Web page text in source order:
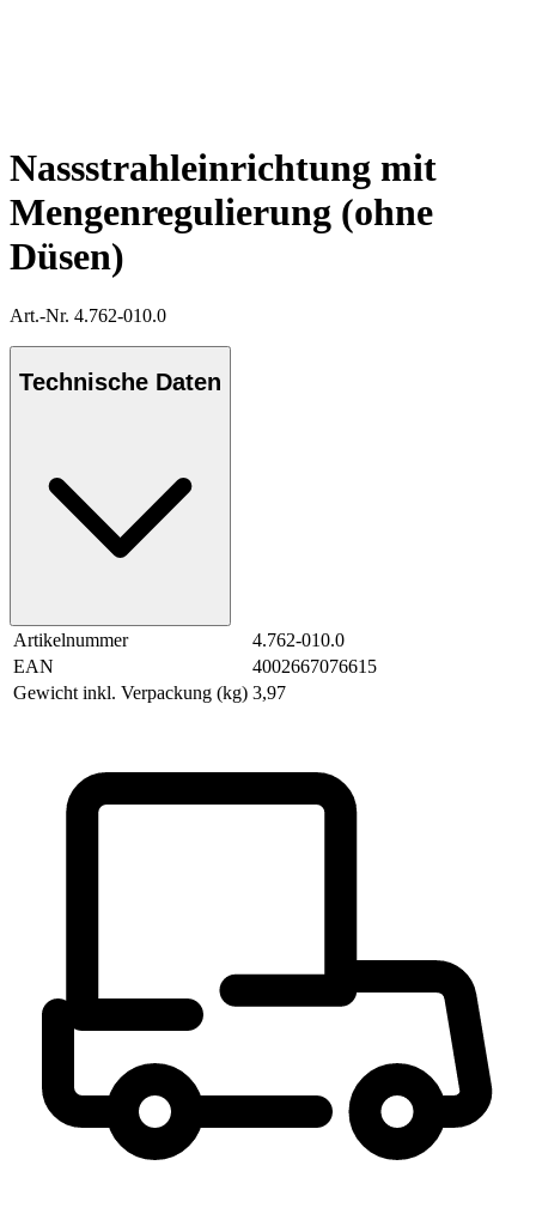
Nassstrahleinrichtung mit
Mengenregulierung (ohne
Düsen)
Art.-Nr. 4.762-010.0
Technische Daten
Artikelnummer
4.762-010.0
EAN
4002667076615
Gewicht inkl. Verpackung (kg) 3,97